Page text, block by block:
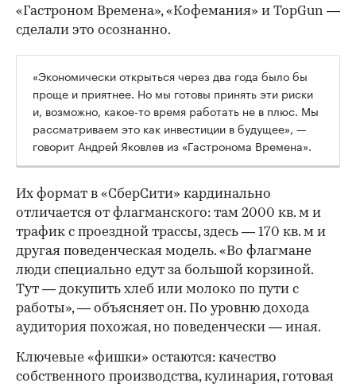
«Гастроном Времена», «Кофемания» и TopGun —
сделали это осознанно.
«Экономически открыться через два года было бы
проще и приятнее. Но мы готовы принять эти риски
и, возможно, какое-то время работать не в плюс. Мы
рассматриваем это как инвестиции в будущее», —
говорит Андрей Яковлев из «Гастронома Времена».
Их формат в «СберСити» кардинально
отличается от флагманского: там 2000 кв. м и
трафик с проездной трассы, здесь — 170 кв. м и
другая поведенческая модель. «Во флагмане
люди специально едут за большой корзиной.
Тут — докупить хлеб или молоко по пути с
работы», — объясняет он. По уровню дохода
аудитория похожая, но поведенчески — иная.
Ключевые «фишки» остаются: качество
собственного производства, кулинария, готовая